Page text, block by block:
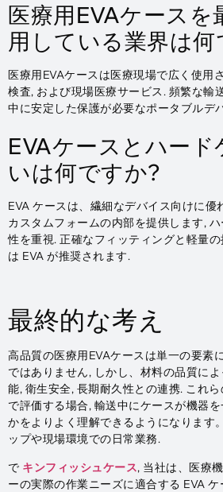
医療用EVAケースを
用している業界は何
医療用EVAケースは医療現場で広く使用
検査, および現場医療サービス. 頻繁な輸
中に安定した保護が必要なポータブルデ
EVAケースとハード
いは何ですか?
EVA ケースは、繊細なデバイス向けに優
カスタムフォームの内部を提供します,
性を重視. 正確なフィッティングと軽量
は EVA が推奨されます.
最終的な考え
高品質の医療用EVAケースは単一の要素
ではありません, しかし、材料の品質に
能, 衛生安全, 長期耐久性との連携. これ
で評価する場合, 輸送中にケースが機器
かをよりよく理解できるようになります
ップや現場環境での日常業務.
で キンフィッシュケース, 当社は、医療
ーの実際の作業ニーズに適合する EVA